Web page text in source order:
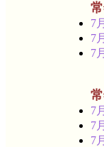
7
7
7
7
7
7